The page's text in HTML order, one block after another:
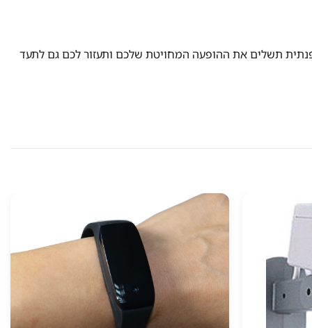
תשלים את ההופעה המחויטת שלכם ותעזור לכם גם לתעד